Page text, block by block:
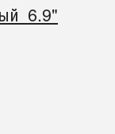
6.9"